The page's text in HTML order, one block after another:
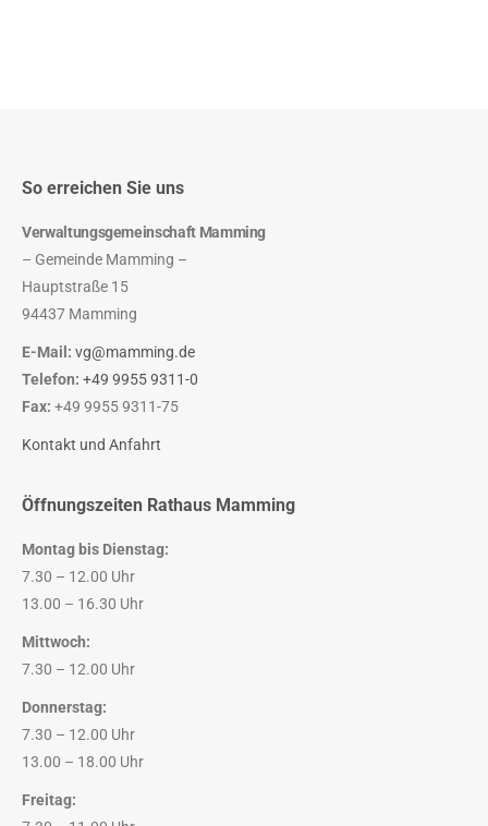
So erreichen Sie uns
Verwaltungsgemeinschaft Mamming
– Gemeinde Mamming –
Hauptstraße 15
94437 Mamming
E-Mail: vg@mamming.de
Telefon: +49 9955 9311-0
Fax: +49 9955 9311-75
Kontakt und Anfahrt
Öffnungszeiten Rathaus Mamming
Montag bis Dienstag:
7.30 – 12.00 Uhr
13.00 – 16.30 Uhr
Mittwoch:
7.30 – 12.00 Uhr
Donnerstag:
7.30 – 12.00 Uhr
13.00 – 18.00 Uhr
Freitag: